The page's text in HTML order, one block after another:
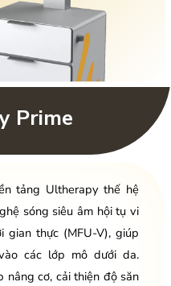
Prime
tảng Ultherapy thế hệ
sóng siêu âm hội tụ vi
gian thực (MFU-V), giúp
các lớp mô dưới da.
nâng cơ, cải thiện độ săn